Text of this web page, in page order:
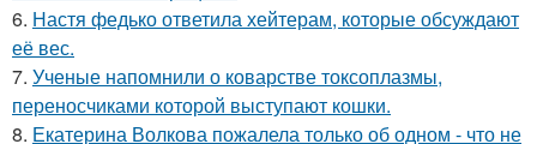
6. Настя федько ответила хейтерам, которые обсуждают
её вес.
7. Ученые напомнили о коварстве токсоплазмы,
переносчиками которой выступают кошки.
8. Екатерина Волкова пожалела только об одном - что не